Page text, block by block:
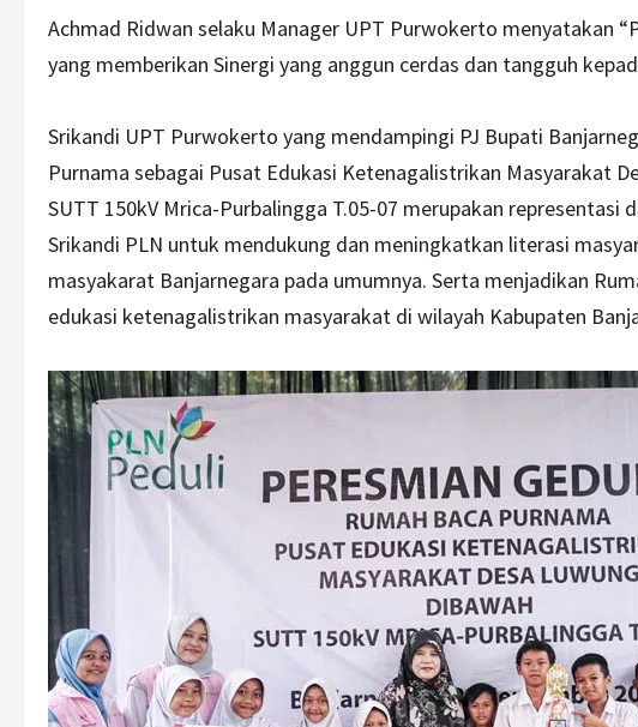
Achmad Ridwan selaku Manager UPT Purwokerto menyatakan
yang memberikan Sinergi yang anggun cerdas dan tangguh
Srikandi UPT Purwokerto yang mendampingi PJ Bupati
Purnama sebagai Pusat Edukasi Ketenagalistrikan Masyarakat
SUTT 150kV Mrica-Purbalingga T.05-07 merupakan representasi
Srikandi PLN untuk mendukung dan meningkatkan literasi
masyakarat Banjarnegara pada umumnya. Serta menjadikan
edukasi ketenagalistrikan masyarakat di wilayah Kabupaten